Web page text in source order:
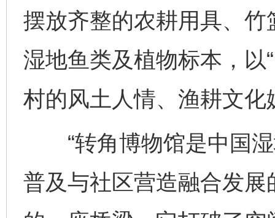
摆放齐整的农耕用具、
湿地鱼类及植物标本，以
村的风土人情、渔耕文化
“转角博物馆是中国湿
普及与社区营造融合发